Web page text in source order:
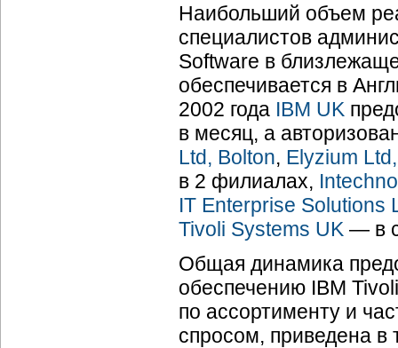
Наибольший объем
специалистов
Software в
обеспечивается в
2002 года IBM UK
в месяц, а
Ltd, Bolton, Elyzium
в 2 филиалах,
IT Enterprise Solutions
Tivoli Systems UK — в
Общая динамика
обеспечению IBM
по ассортименту и
спросом, приведена в